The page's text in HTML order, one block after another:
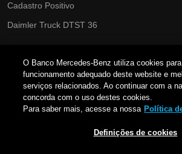
Cadastro Positivo
Daimler Truck DTST 36
Política de Cookies
Portabilidade
Política de Segurança Cibernética
Privacidade e Proteção de Dados
O Banco Mercedes-Benz utiliza cookies
funcionamento adequado deste website e
serviços relacionados. Ao continuar com a
concorda com o uso destes cookies.
Para saber mais, acesse a nossa Política
Definições de cookies